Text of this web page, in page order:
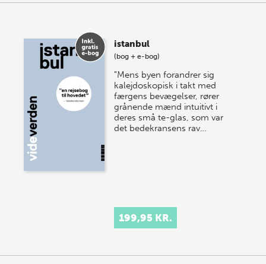
istanbul
(bog + e-bog)
"Mens byen forandrer sig
kalejdoskopisk i takt med
færgens bevægelser, rører
grånende mænd intuitivt i
deres små te-glas, som var
det bedekransens rav…
199,95 KR.